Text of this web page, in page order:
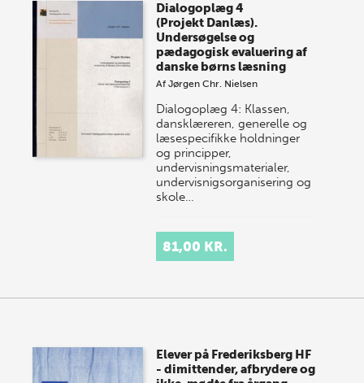
Dialogoplæg 4
(Projekt Danlæs).
Undersøgelse og
pædagogisk evaluering af
danske børns læsning
AfJørgen Chr. Nielsen
Dialogoplæg 4: Klassen,
dansklæreren, generelle og
læsespecifikke holdninger
og principper,
undervisningsmaterialer,
undervisnigsorganisering og
skole…
81,00 KR.
Elever på Frederiksberg HF
- dimittender, afbrydere og